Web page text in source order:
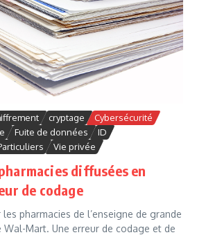
cryptage
Cybersécurité
Fuite de données
ID
Vie privée
diffusées en
de codage
pharmacies de l’enseigne de grande
Wal-Mart. Une erreur de codage et de